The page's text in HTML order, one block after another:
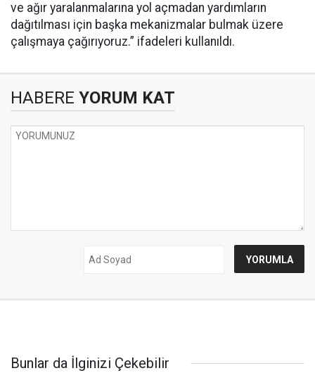
ve ağır yaralanmalarına yol açmadan yardımların
dağıtılması için başka mekanizmalar bulmak üzere
çalışmaya çağırıyoruz.” ifadeleri kullanıldı.
HABERE YORUM KAT
Bunlar da İlginizi Çekebilir